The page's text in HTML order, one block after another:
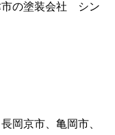
市の塗装会社 シン
岡京市、亀岡市、